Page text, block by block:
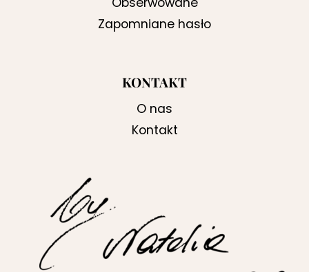
Zapomniane hasło
KONTAKT
O nas
Kontakt